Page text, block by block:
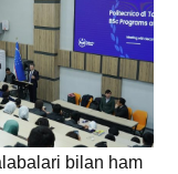
bilan ham